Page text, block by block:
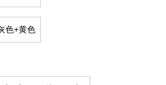
色+黄色